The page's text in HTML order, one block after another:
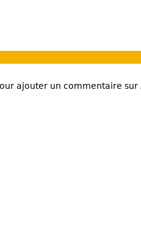
ajouter un commentaire sur